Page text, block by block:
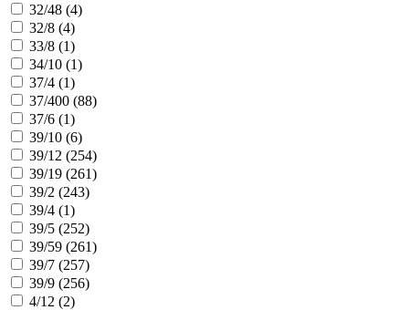
32/48 (4)
32/8 (4)
33/8 (1)
34/10 (1)
37/4 (1)
37/400 (88)
37/6 (1)
39/10 (6)
39/12 (254)
39/19 (261)
39/2 (243)
39/4 (1)
39/5 (252)
39/59 (261)
39/7 (257)
39/9 (256)
4/12 (2)